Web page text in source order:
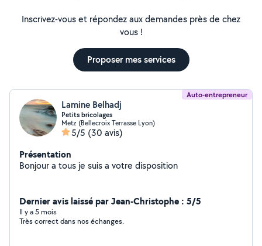
Inscrivez-vous et répondez aux demandes près de chez
vous !
Proposer mes services
Auto-entrepreneur
Lamine Belhadj
Petits bricolages
Metz (Bellecroix Terrasse Lyon)
5/5 (30 avis)
Présentation
Bonjour a tous je suis a votre disposition
Dernier avis laissé par Jean-Christophe : 5/5
Il y a 5 mois
Très correct dans nos échanges.